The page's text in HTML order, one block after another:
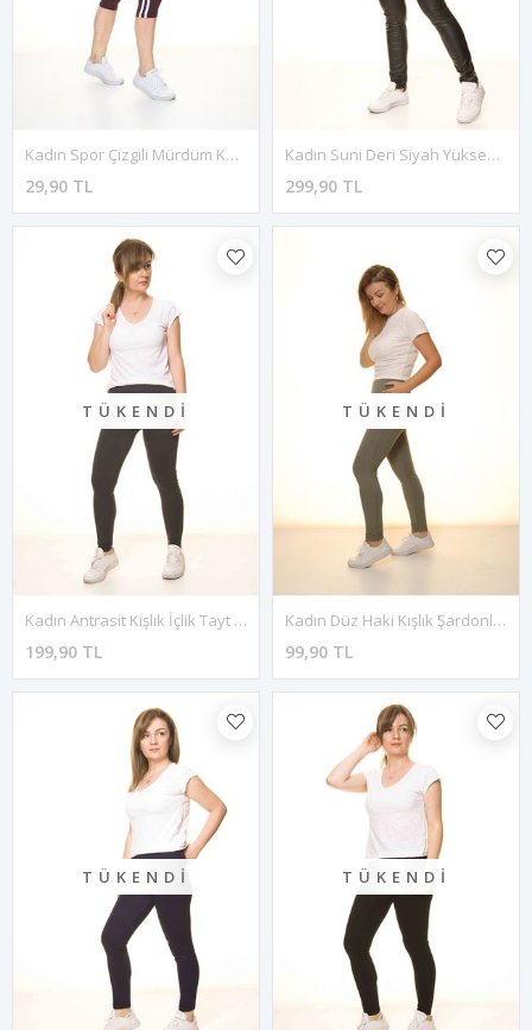
Kadın Spor Çizgili Mürdüm Kapri Tayt 11C-4010
29,90 TL
Kadın Suni Deri Siyah Yüksek Bel Tayt 4D-3077
299,90 TL
TÜKENDI
Kadın Antrasit Kışlık İçlik Tayt 4K-3070
199,90 TL
TÜKENDI
Kadın Düz Haki Kışlık Şardonlu Tayt 4K-3069
99,90 TL
TÜKENDI TÜKENDI